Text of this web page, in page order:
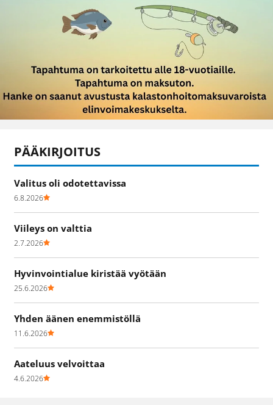
PÄÄKIRJOITUS
Valitus oli odotettavissa
6.8.2026
Viileys on valttia
2.7.2026
Hyvinvointialue kiristää vyötään
25.6.2026
Yhden äänen enemmistöllä
11.6.2026
Aateluus velvoittaa
4.6.2026